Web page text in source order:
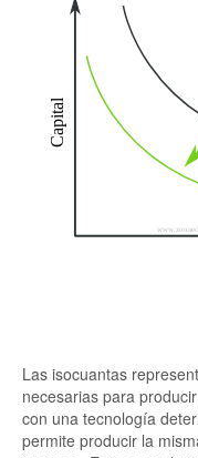
Las isocuantas
necesarias para
con una tecnología
permite producir la